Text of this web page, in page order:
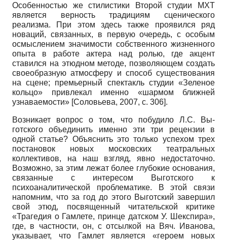
Особенностью же стилистики Второй студии МХТ
является верность традициям сценического
реализма. При этом здесь также проявился ряд
новаций, связанных, в первую очередь, с особым
осмыслением значимости собственного жизненного
опыта в работе актера над ролью, где акцент
ставился на этюдном методе, позволяющем создать
своеобразную атмосферу и способ существования
на сцене; премьерный спектакль студии «Зеленое
кольцо» привлекал именно «шармом ближней
узнаваемости» [Соловьева, 2007, с. 306].
Возникает вопрос о том, что побудило Л.С. Вы­
готского объединить именно эти три рецензии в
одной статье? Объяснить это только успехом трех
постановок новых московских театральных
коллективов, на наш взгляд, явно недостаточно.
Возможно, за этим лежат более глубокие основания,
связанные с интересом Выготского к
психоаналитической проблематике. В этой связи
напомним, что за год до этого Выготский завершил
свой этюд, посвященный читательской критике
«Трагедия о Гамлете, принце датском У. Шекспира»,
где, в частности, он, с отсылкой на Вяч. Иванова,
указывает, что Гамлет является «героем новых